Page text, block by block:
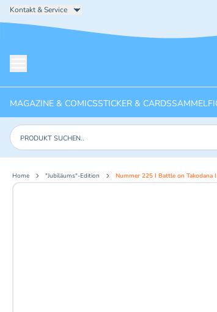
Kontakt & Service
MAGAZINE & COMICSSTICKER & CARDS
Produkte suchen
Home "Jubiläums"-Edition Nummer 225 I Battle on Takodana